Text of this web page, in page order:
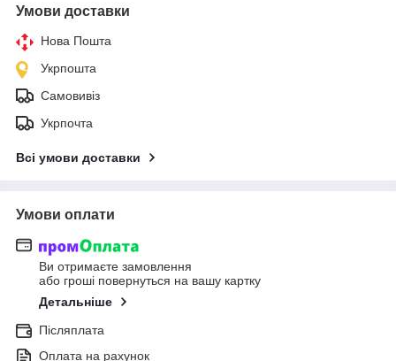
Умови доставки
Нова Пошта
Укрпошта
Самовивіз
Укрпочта
Всі умови доставки
Умови оплати
Ви отримаєте замовлення
або гроші повернуться на вашу картку
Детальніше
Післяплата
Оплата на рахунок